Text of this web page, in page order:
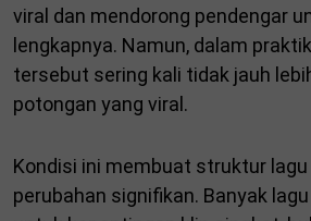
viral dan mendorong pendengar
lengkapnya. Namun, dalam
tersebut sering kali tidak jauh
potongan yang viral.
Kondisi ini membuat struktur
perubahan signifikan. Banyak